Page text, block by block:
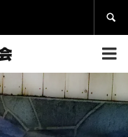

